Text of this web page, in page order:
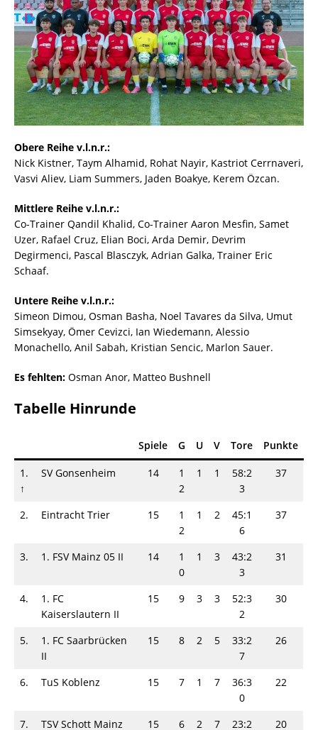
Obere Reihe v.l.n.r.:
Nick Kistner, Taym Alhamid, Rohat Nayir, Kastriot Cerrnaveri,
Vasvi Aliev, Liam Summers, Jaden Boakye, Kerem Özcan.
Mittlere Reihe v.l.n.r.:
Co-Trainer Qandil Khalid, Co-Trainer Aaron Mesfin, Samet
Uzer, Rafael Cruz, Elian Boci, Arda Demir, Devrim
Degirmenci, Pascal Blasczyk, Adrian Galka, Trainer Eric
Schaaf.
Untere Reihe v.l.n.r.:
Simeon Dimou, Osman Basha, Noel Tavares da Silva, Umut
Simsekyay, Ömer Cevizci, Ian Wiedemann, Alessio
Monachello, Anil Sabah, Kristian Sencic, Marlon Sauer.
Es fehlten: Osman Anor, Matteo Bushnell
Tabelle Hinrunde
Spiele G U V Tore Punkte
1.
↑
SV Gonsenheim 14
1
2
1 1
58:2
3
37
2. Eintracht Trier 15
1
2
1 2
45:1
6
37
3. 1. FSV Mainz 05 II 14
1
0
1 3
43:2
3
31
4.
1. FC
Kaiserslautern II
15 9 3 3
52:3
2
30
5.
1. FC Saarbrücken
II
15 8 2 5
33:2
7
26
6. TuS Koblenz 15 7 1 7
36:3
0
22
7. TSV Schott Mainz 15 6 2 7
23:2
20